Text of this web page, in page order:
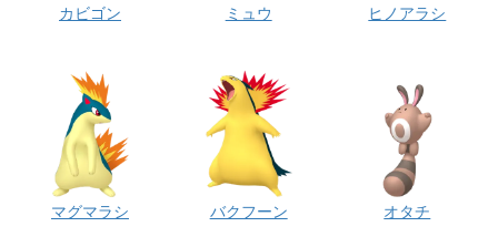
カビゴン ミュウ ヒノアラシ
マグマラシ バクフーン オタチ